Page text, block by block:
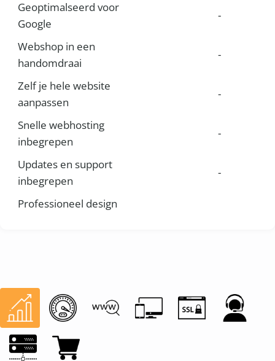
Geoptimalseerd voor
Google
-
Webshop in een
handomdraai
-
Zelf je hele website
aanpassen
-
Snelle webhosting
inbegrepen
-
Updates en support
inbegrepen
-
Professioneel design